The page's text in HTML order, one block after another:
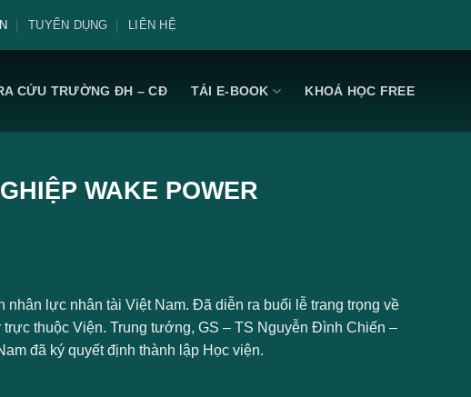
TUYỂN DỤNG LIÊN HỆ
CỨU TRƯỜNG ĐH – CĐ TẢI E-BOOK KHOÁ HỌC FREE
WAKE POWER
lực nhân tài Việt Nam. Đã diễn ra buổi lễ trang trọng về
thuộc Viện. Trung tướng, GS – TS Nguyễn Đình Chiến –
đã ký quyết định thành lập Học viện.